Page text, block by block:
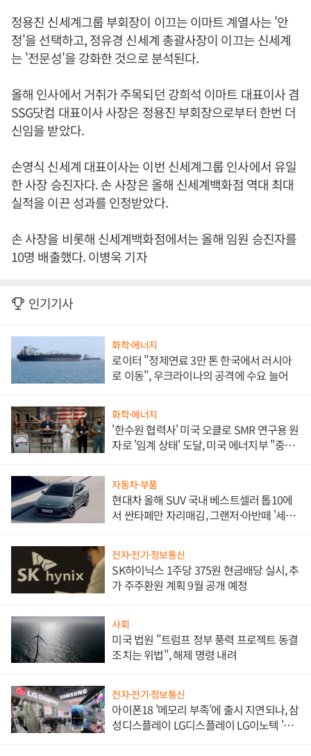
정용진 신세계그룹 부회장이 이끄는 이마트 계열사는 '안
정'을 선택하고, 정유경 신세계 총괄사장이 이끄는 신세계
는 '전문성'을 강화한 것으로 분석된다.
올해 인사에서 거취가 주목되던 강희석 이마트 대표이사 겸
SSG닷컴 대표이사 사장은 정용진 부회장으로부터 한번 더
신임을 받았다.
손영식 신세계 대표이사는 이번 신세계그룹 인사에서 유일
한 사장 승진자다. 손 사장은 올해 신세계백화점 역대 최대
실적을 이끈 성과를 인정받았다.
손 사장을 비롯해 신세계백화점에서는 올해 임원 승진자를
10명 배출했다. 이병욱 기자
인기기사
화학·에너지
로이터 "정제연료 3만 톤 한국에서 러시아
로 이동", 우크라이나의 공격에 수요 늘어
화학·에너지
'한수원 협력사' 미국 오클로 SMR 연구용 원
자로 '임계 상태' 도달, 미국 에너지부 "중요
자동차·부품
현대차 올해 SUV 국내 베스트셀러 톱10에
서 싼타페만 자리매김, 그랜저·아반떼 '세단
전자·전기·정보통신
SK하이닉스 1주당 375원 현금배당 실시, 추
가 주주환원 계획 9월 공개 예정
사회
미국 법원 "트럼프 정부 풍력 프로젝트 동결
조치는 위법", 해제 명령 내려
전자·전기·정보통신
아이폰18 '메모리 부족'에 출시 지연되나, 삼
성디스플레이 LG디스플레이 LG이노텍 '탈